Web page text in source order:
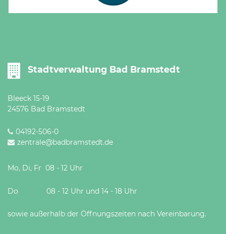
Stadtverwaltung Bad Bramstedt
Bleeck 15-19
24576 Bad Bramstedt
04192-506-0
zentrale@badbramstedt.de
Mo, Di, Fr 08 - 12 Uhr
Do 08 - 12 Uhr und 14 - 18 Uhr
sowie außerhalb der Öffnungszeiten nach Vereinbarung.